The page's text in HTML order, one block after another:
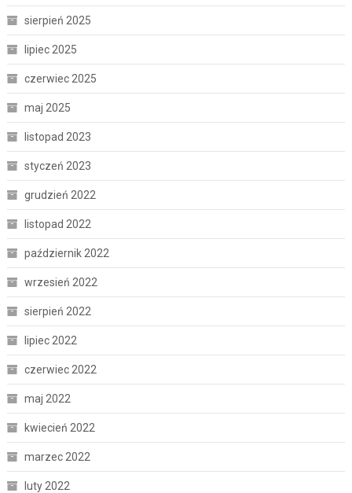
sierpień 2025
lipiec 2025
czerwiec 2025
maj 2025
listopad 2023
styczeń 2023
grudzień 2022
listopad 2022
październik 2022
wrzesień 2022
sierpień 2022
lipiec 2022
czerwiec 2022
maj 2022
kwiecień 2022
marzec 2022
luty 2022